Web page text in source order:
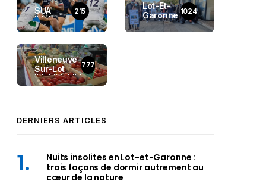
SUA 215
Lot-Et-
Garonne 1024
Villeneuve-
Sur-Lot
777
DERNIERS ARTICLES
Nuits insolites en Lot-et-Garonne :
trois façons de dormir autrement au
cœur de la nature